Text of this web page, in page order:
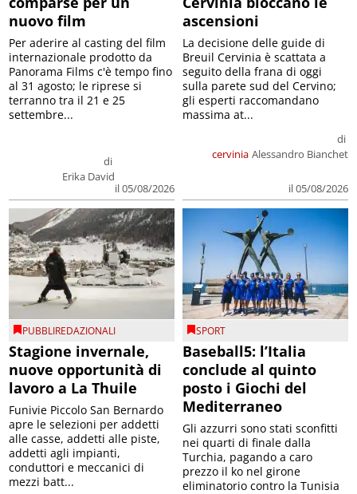
nuovo film
di
Erika David
il 05/08/2026
Per aderire al casting del film
internazionale prodotto da
Panorama Films c'è tempo fino
al 31 agosto; le riprese si
terranno tra il 21 e 25
settembre...
ascensioni
cervinia
di
Alessandro Bianchet
il 05/08/2026
La decisione delle guide di
Breuil Cervinia è scattata a
seguito della frana di oggi
sulla parete sud del Cervino;
gli esperti raccomandano
massima at...
PUBBLIREDAZIONALI
Stagione invernale,
nuove opportunità di
lavoro a La Thuile
Funivie Piccolo San Bernardo
apre le selezioni per addetti
alle casse, addetti alle piste,
addetti agli impianti,
conduttori e meccanici di
mezzi batt...
SPORT
Baseball5: l’Italia
conclude al quinto
posto i Giochi del
Mediterraneo
Gli azzurri sono stati sconfitti
nei quarti di finale dalla
Turchia, pagando a caro
prezzo il ko nel girone
eliminatorio contro la Tunisia